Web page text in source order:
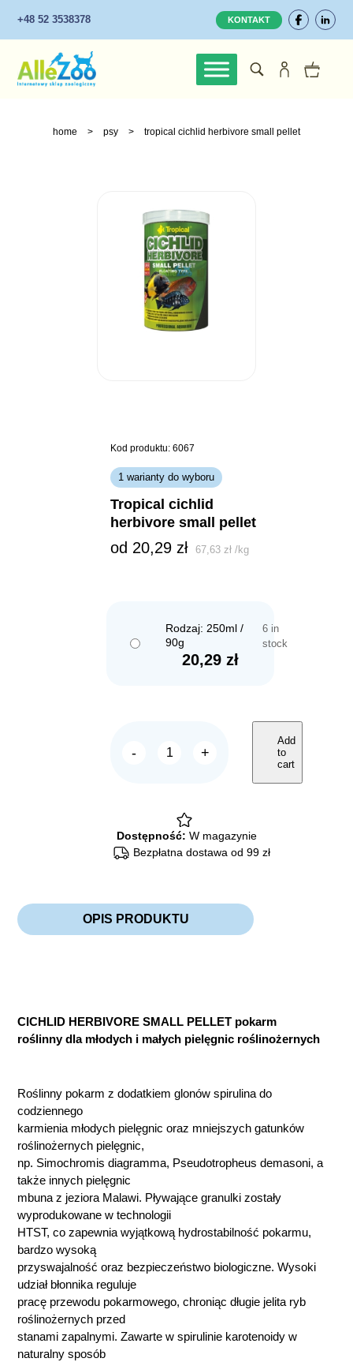
+48 52 3538378 KONTAKT
home > psy > tropical cichlid herbivore small pellet
Kod produktu: 6067
1 warianty do wyboru
tropical cichlid
herbivore small pellet
od 20,29 zł 67,63zł /kg
Rodzaj: 250ml /
90g
20,29zł
6 in
stock
-
Tropical
quantity
+
Add
to
cart
Dostępność: W magazynie
Bezpłatna dostawa od 99 zł
OPIS PRODUKTU
CICHLID HERBIVORE SMALL PELLET pokarm
roślinny dla młodych i małych pielęgnic roślinożernych
Roślinny pokarm z dodatkiem glonów spirulina do
codziennego
karmienia młodych pielęgnic oraz mniejszych gatunków
roślinożernych pielęgnic,
np. Simochromis diagramma, Pseudotropheus demasoni, a
także innych pielęgnic
mbuna z jeziora Malawi. Pływające granulki zostały
wyprodukowane w technologii
HTST, co zapewnia wyjątkową hydrostabilność pokarmu,
bardzo wysoką
przyswajalność oraz bezpieczeństwo biologiczne. Wysoki
udział błonnika reguluje
pracę przewodu pokarmowego, chroniąc długie jelita ryb
roślinożernych przed
stanami zapalnymi. Zawarte w spirulinie karotenoidy w
naturalny sposób